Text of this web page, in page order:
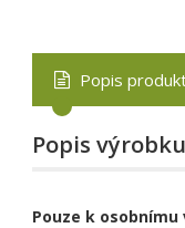
Popis
Popis výrobku
Pouze k